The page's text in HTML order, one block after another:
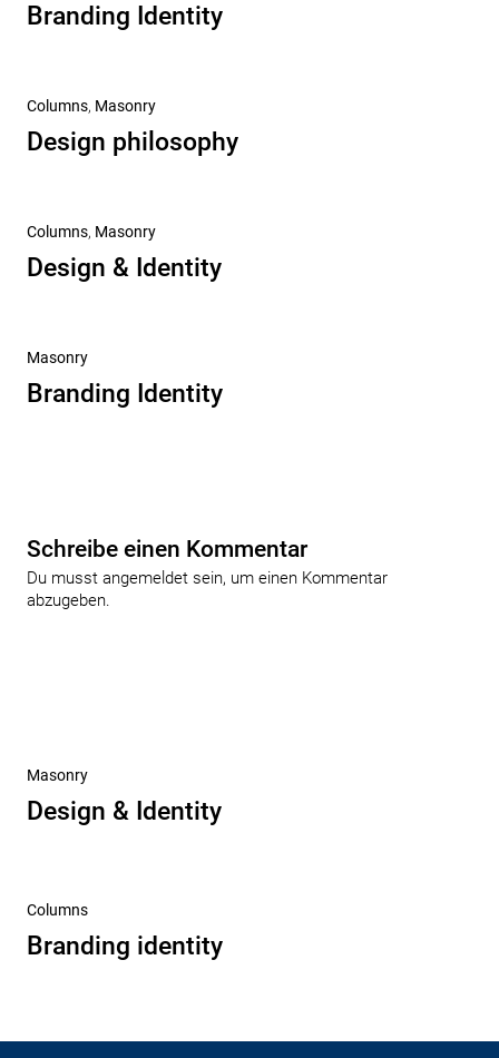
Branding Identity
Columns, Masonry
Design philosophy
Columns, Masonry
Design & Identity
Masonry
Branding Identity
Schreibe einen Kommentar
Du musst angemeldet sein, um einen Kommentar
abzugeben.
Vorheriger
Beitrag
Masonry
Design & Identity
Nächster
Beitrag
Columns
Branding identity